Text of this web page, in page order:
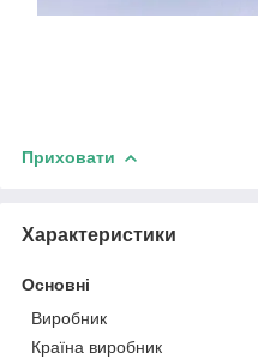
Приховати
Характеристики
Основні
Виробник
Країна виробник